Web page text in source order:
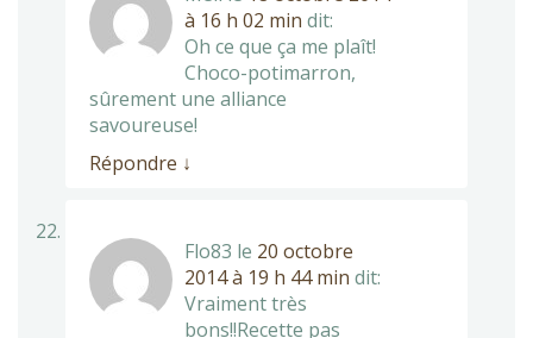
à 16 h 02 min dit:
Oh ce que ça me plaît!
Choco-potimarron,
sûrement une alliance
savoureuse!
Répondre ↓
Flo83 le 20 octobre
2014 à 19 h 44 min dit:
Vraiment très
bons!!Recette pas